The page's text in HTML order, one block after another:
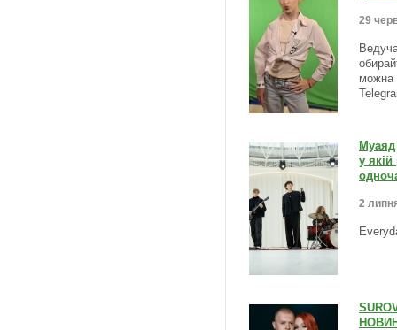
29
можна
Муаяд
у
2